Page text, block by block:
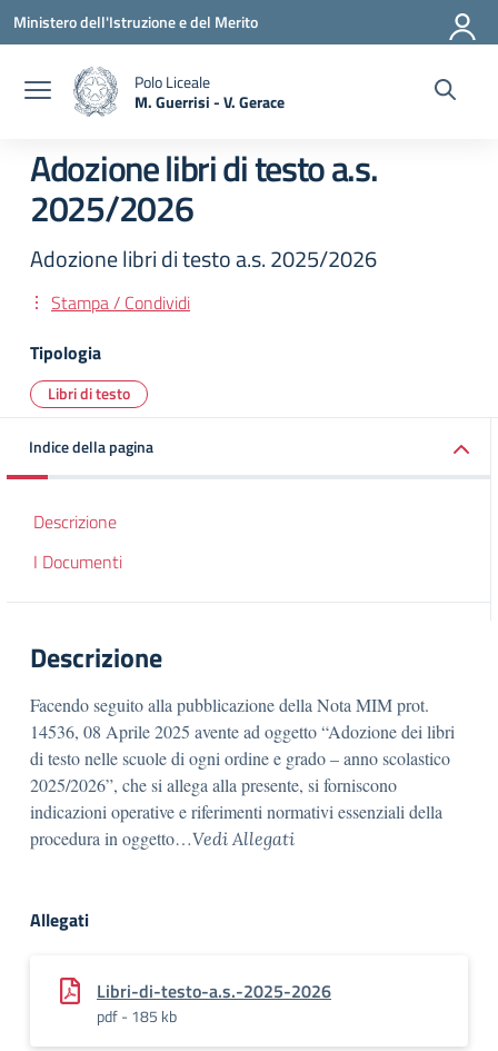
Vai ai contenuti
Vai al menu di navigazione
Vai al footer
Ministero dell'Istruzione e del Merito
Polo Liceale
M. Guerrisi - V. Gerace
Adozione libri di testo a.s.
2025/2026
Adozione libri di testo a.s. 2025/2026
Stampa / Condividi
Tipologia
Libri di testo
Indice della pagina
Descrizione
I Documenti
Descrizione
Facendo seguito alla pubblicazione della Nota MIM prot.
14536, 08 Aprile 2025 avente ad oggetto “Adozione dei libri
di testo nelle scuole di ogni ordine e grado – anno scolastico
2025/2026”, che si allega alla presente, si forniscono
indicazioni operative e riferimenti normativi essenziali della
procedura in oggetto…Vedi Allegati
Allegati
Libri-di-testo-a.s.-2025-2026
pdf - 185 kb